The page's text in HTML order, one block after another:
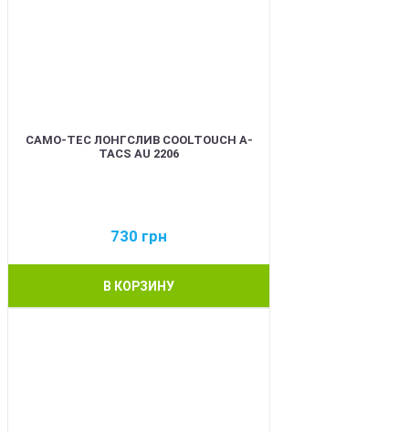
CAMO-TEC ЛОНГСЛИВ COOLTOUCH A-
TACS AU 2206
730 грн
В КОРЗИНУ